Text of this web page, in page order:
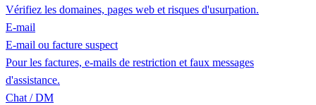
Vérifiez les domaines, pages web et risques d'usurpation.
E-mail
E-mail ou facture suspect
Pour les factures, e-mails de restriction et faux messages
d'assistance.
Chat / DM